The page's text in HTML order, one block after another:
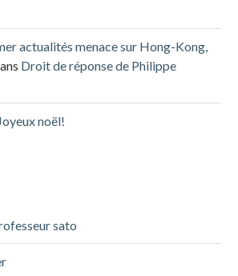
actualités menace sur Hong-Kong,
Droit de réponse de Philippe
noël!
sato